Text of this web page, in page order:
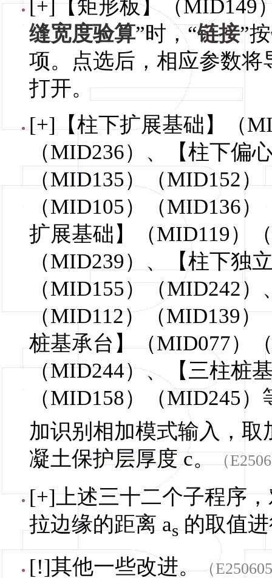
[+]【矩形板】（MID149
缝宽度验算”时，“链接”
项。点选后，相应参数
打开。
[+]【柱下扩展基础】（
（MID236）、【柱下偏
（MID135）（MID152
（MID105）（MID136
扩展基础】（MID119）
（MID239）、【柱下独
（MID155）（MID242
（MID112）（MID139
桩基承台】（MID077）
（MID244）、【三柱桩
（MID158）（MID245
加识别相加模式输入，
凝土保护层厚度 c。（
[+]上述三十二个子程序
拉边缘的距离 as的取值
[!]其他一些改进。（